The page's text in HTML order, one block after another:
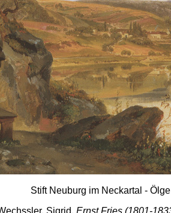
Stift Neuburg im Neckartal -
Sigrid. Ernst Fries (1801-